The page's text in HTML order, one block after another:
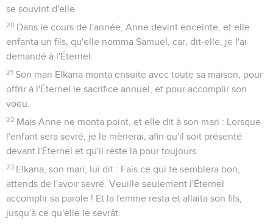
se souvint d'elle.
20 Dans le cours de l'année, Anne devint enceinte, et elle
enfanta un fils, qu'elle nomma Samuel, car, dit-elle, je l'ai
demandé à l'Éternel.
21 Son mari Elkana monta ensuite avec toute sa maison, pour
offrir à l'Éternel le sacrifice annuel, et pour accomplir son
voeu.
22 Mais Anne ne monta point, et elle dit à son mari : Lorsque
l'enfant sera sevré, je le mènerai, afin qu'il soit présenté
devant l'Éternel et qu'il reste là pour toujours.
23 Elkana, son mari, lui dit : Fais ce qui te semblera bon,
attends de l'avoir sevré. Veuille seulement l'Éternel
accomplir sa parole ! Et la femme resta et allaita son fils,
jusqu'à ce qu'elle le sevrât.